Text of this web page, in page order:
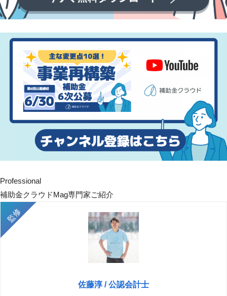
Professional
補助金クラウドMag専門家ご紹介
佐藤淳 / 公認会計士